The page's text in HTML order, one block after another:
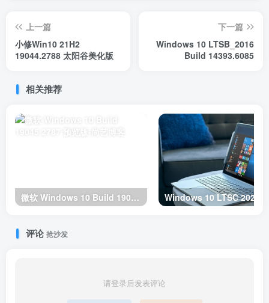
上一篇
小修Win10 21H2
19044.2788 太阳谷美化版
下一篇
Windows 10 LTSB_2016
Build 14393.6085
相关推荐
微软 Windows 10 Build 19045.2787 预览版
评论抢沙发
请登录后发表评论